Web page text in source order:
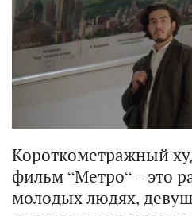
Короткометражный
фильм “Метро“ – это
молодых людях,